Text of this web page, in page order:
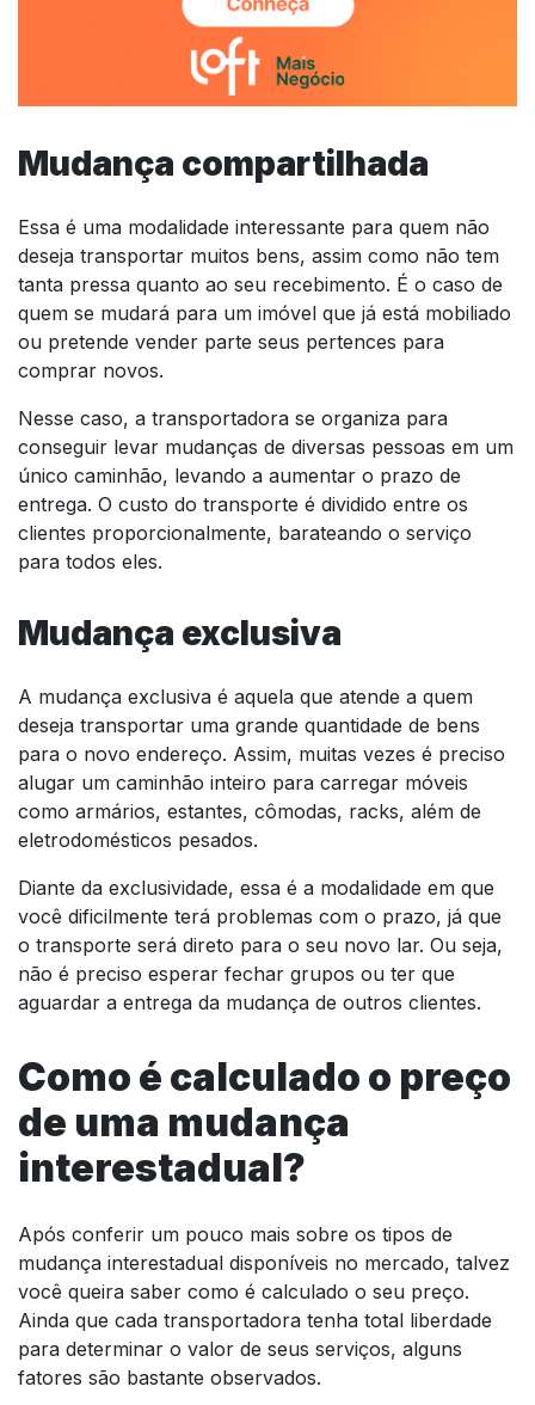
Mudança compartilhada
Essa é uma modalidade interessante para quem não
deseja transportar muitos bens, assim como não tem
tanta pressa quanto ao seu recebimento. É o caso de
quem se mudará para um imóvel que já está mobiliado
ou pretende vender parte seus pertences para
comprar novos.
Nesse caso, a transportadora se organiza para
conseguir levar mudanças de diversas pessoas em um
único caminhão, levando a aumentar o prazo de
entrega. O custo do transporte é dividido entre os
clientes proporcionalmente, barateando o serviço
para todos eles.
Mudança exclusiva
A mudança exclusiva é aquela que atende a quem
deseja transportar uma grande quantidade de bens
para o novo endereço. Assim, muitas vezes é preciso
alugar um caminhão inteiro para carregar móveis
como armários, estantes, cômodas, racks, além de
eletrodomésticos pesados.
Diante da exclusividade, essa é a modalidade em que
você dificilmente terá problemas com o prazo, já que
o transporte será direto para o seu novo lar. Ou seja,
não é preciso esperar fechar grupos ou ter que
aguardar a entrega da mudança de outros clientes.
Como é calculado o preço
de uma mudança
interestadual?
Após conferir um pouco mais sobre os tipos de
mudança interestadual disponíveis no mercado, talvez
você queira saber como é calculado o seu preço.
Ainda que cada transportadora tenha total liberdade
para determinar o valor de seus serviços, alguns
fatores são bastante observados.